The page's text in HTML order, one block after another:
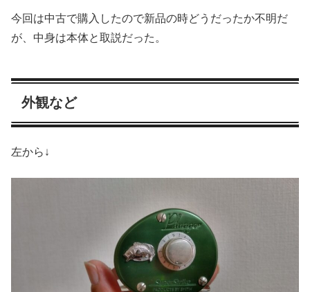
今回は中古で購入したので新品の時どうだったか不明だ
が、中身は本体と取説だった。
外観など
左から↓